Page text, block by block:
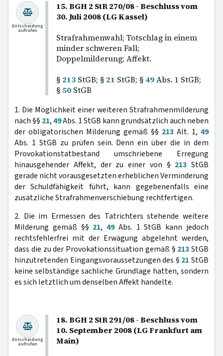
15. BGH 2 StR 270/08 - Beschluss vom
30. Juli 2008 (LG Kassel)
Strafrahmenwahl; Totschlag in einem
minder schweren Fall;
Doppelmilderung; Affekt.
§ 213 StGB; § 21 StGB; § 49Abs. 1 StGB;
§ 50 StGB
Entscheidung
aufrufen
1. Die Möglichkeit einer weiteren Strafrahmenmilderung
nach §§ 21,49Abs. 1 StGB kann grundsätzlich auch neben
der obligatorischen Milderung gemäß §§ 213 Alt. 1, 49
Abs. 1 StGB zu prüfen sein. Denn ein über die in dem
Provokationstatbestand umschriebene Erregung
hinausgehender Affekt, der zu einer von § 213 StGB
gerade nicht vorausgesetzten erheblichen Verminderung
der Schuldfähigkeit führt, kann gegebenenfalls eine
zusätzliche Strafrahmenverschiebung rechtfertigen.
2. Die im Ermessen des Tatrichters stehende weitere
Milderung gemäß §§ 21,49Abs. 1 StGB kann jedoch
rechtsfehlerfrei mit der Erwägung abgelehnt werden,
dass die zu der Provokationssituation gemäß § 213StGB
hinzutretenden Eingangsvoraussetzungen des § 21 StGB
keine selbständige sachliche Grundlage hatten, sondern
es sich letztlich um denselben Affekt handelte.
18. BGH 2 StR 291/08 - Beschluss vom
10. September 2008 (LG Frankfurt am
Main)
Entscheidung
aufrufen